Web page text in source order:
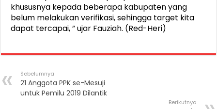
khususnya kepada beberapa kabupaten yang
belum melakukan verifikasi, sehingga target kita
dapat tercapai, ” ujar Fauziah. (Red-Heri)
Sebelumnya
21 Anggota PPK se-Mesuji
untuk Pemilu 2019 Dilantik
Berikutnya